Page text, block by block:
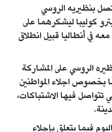
بنظيريه الروسي
كوليبا ليشكرهما على
في أنطاليا قبيل انطلاق
الروسي على المشاركة
بخصوص اجلاء المواطنين
تتواصل فيها الاشتباكات،